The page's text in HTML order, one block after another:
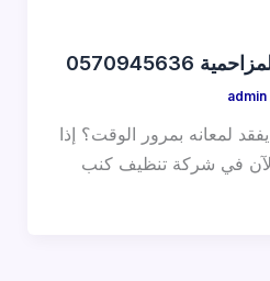
admin
لمعانه بمرور الوقت؟ إذا
الآن في شركة تنظيف كنب